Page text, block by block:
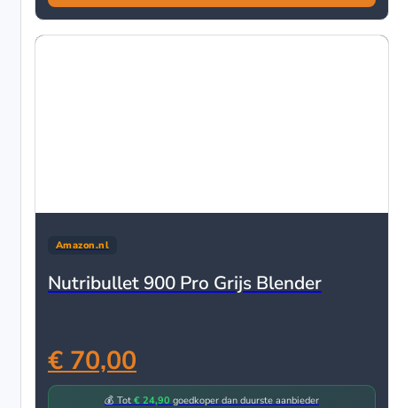
Amazon.nl
Nutribullet 900 Pro Grijs Blender
€ 70,00
💰 Tot € 24,90 goedkoper dan duurste aanbieder